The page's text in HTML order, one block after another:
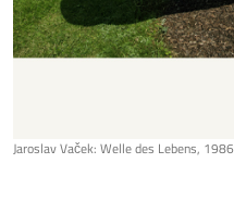
Jaroslav Vaček: Welle des Lebens, 1986